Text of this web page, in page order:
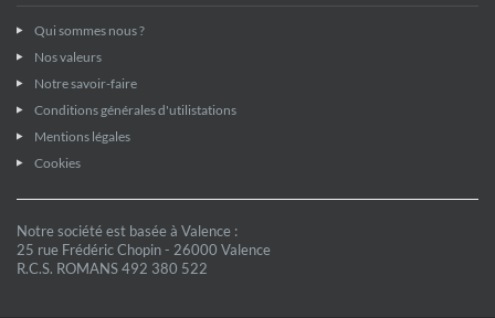
Qui sommes nous ?
Nos valeurs
Notre savoir-faire
Conditions générales d'utilistations
Mentions légales
Cookies
Notre société est basée à Valence :
25 rue Frédéric Chopin - 26000 Valence
R.C.S. ROMANS 492 380 522